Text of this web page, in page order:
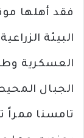
فقد أهلها
البيئة
العسكرية
الجبال
تامسنا ممراً